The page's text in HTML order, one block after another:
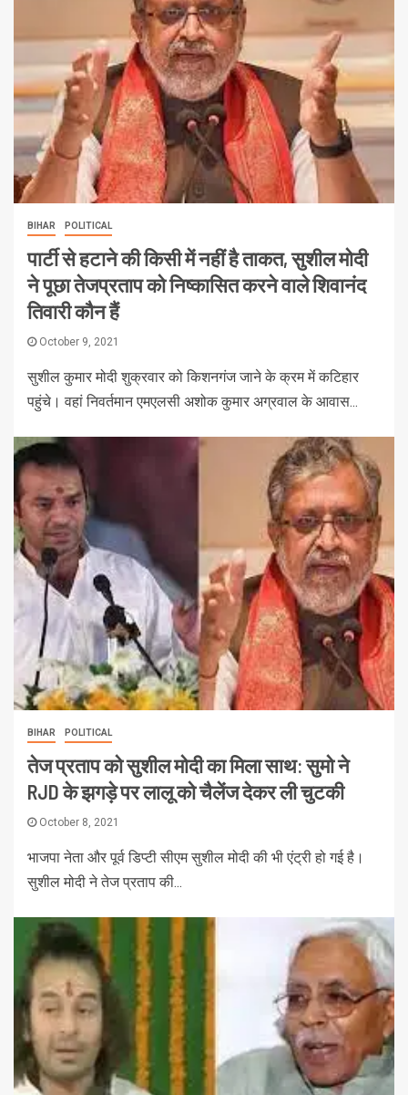
BIHAR POLITICAL
पार्टी से हटाने की किसी में नहीं है ताकत, सुशील मोदी
ने पूछा तेजप्रताप को निष्कासित करने वाले शिवानंद
तिवारी कौन हैं
October 9, 2021
सुशील कुमार मोदी शुक्रवार को किशनगंज जाने के क्रम में कटिहार
पहुंचे। वहां निवर्तमान एमएलसी अशोक कुमार अग्रवाल के आवास...
BIHAR POLITICAL
तेज प्रताप को सुशील मोदी का मिला साथ: सुमो ने
RJD के झगड़े पर लालू को चैलेंज देकर ली चुटकी
October 8, 2021
भाजपा नेता और पूर्व डिप्टी सीएम सुशील मोदी की भी एंट्री हो गई है।
सुशील मोदी ने तेज प्रताप की...